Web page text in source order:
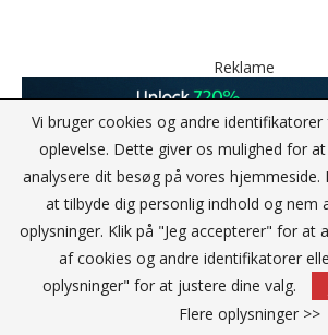
Reklame
KONTAKT
Vi bruger cookies og andre
oplevelse. Dette giver os mulighed for
analysere dit besøg på vores
at tilbyde dig personlig indhold og nem
oplysninger. Klik på "Jeg accepterer" for at
af cookies og andre identifikatorer
oplysninger" for at justere dine valg.
Flere oplysninger >>